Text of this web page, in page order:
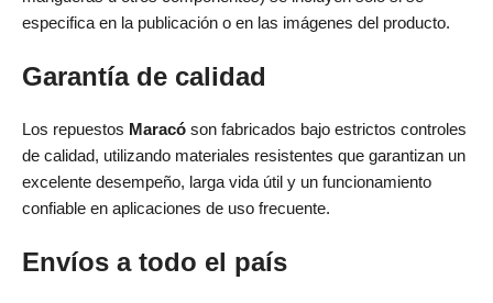
especifica en la publicación o en las imágenes del producto.
Garantía de calidad
Los repuestos Maracó son fabricados bajo estrictos controles
de calidad, utilizando materiales resistentes que garantizan un
excelente desempeño, larga vida útil y un funcionamiento
confiable en aplicaciones de uso frecuente.
Envíos a todo el país